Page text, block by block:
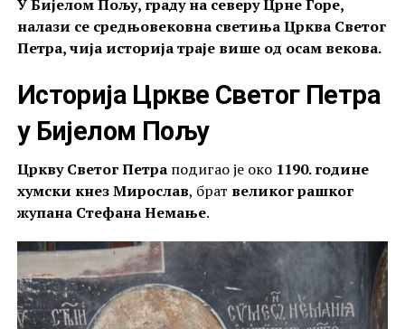
У Бијелом Пољу, граду на северу Црне Горе,
налази се средњовековна светиња Црква Светог
Петра, чија историја траје више од осам векова.
Историја Цркве Светог Петра
у Бијелом Пољу
Цркву Светог Петраподигао је око 1190. године
хумски кнез Мирослав, брат великог рашког
жупана Стефана Немање.